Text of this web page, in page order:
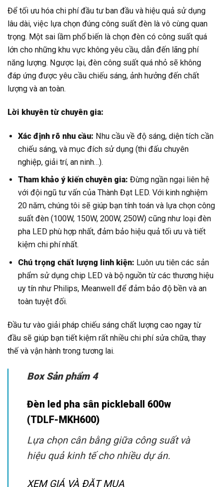
Để tối ưu hóa chi phí đầu tư ban đầu và hiệu quả sử dụng
lâu dài, việc lựa chọn đúng công suất đèn là vô cùng quan
trọng. Một sai lầm phổ biến là chọn đèn có công suất quá
lớn cho những khu vực không yêu cầu, dẫn đến lãng phí
năng lượng. Ngược lại, đèn công suất quá nhỏ sẽ không
đáp ứng được yêu cầu chiếu sáng, ảnh hưởng đến chất
lượng và an toàn.
Lời khuyên từ chuyên gia:
Xác định rõ nhu cầu: Nhu cầu về độ sáng, diện tích cần
chiếu sáng, và mục đích sử dụng (thi đấu chuyên
nghiệp, giải trí, an ninh…).
Tham khảo ý kiến chuyên gia: Đừng ngần ngại liên hệ
với đội ngũ tư vấn của Thành Đạt LED. Với kinh nghiệm
20 năm, chúng tôi sẽ giúp bạn tính toán và lựa chọn công
suất đèn (100W, 150W, 200W, 250W) cũng như loại đèn
pha LED phù hợp nhất, đảm bảo hiệu quả tối ưu và tiết
kiệm chi phí nhất.
Chú trọng chất lượng linh kiện: Luôn ưu tiên các sản
phẩm sử dụng chip LED và bộ nguồn từ các thương hiệu
uy tín như Philips, Meanwell để đảm bảo độ bền và an
toàn tuyệt đối.
Đầu tư vào giải pháp chiếu sáng chất lượng cao ngay từ
đầu sẽ giúp bạn tiết kiệm rất nhiều chi phí sửa chữa, thay
thế và vận hành trong tương lai.
Box Sản phẩm 4
Đèn led pha sân pickleball 600w
(TDLF-MKH600)
Lựa chọn cân bằng giữa công suất và
hiệu quả kinh tế cho nhiều dự án.
XEM GIÁ VÀ ĐẶT MUA